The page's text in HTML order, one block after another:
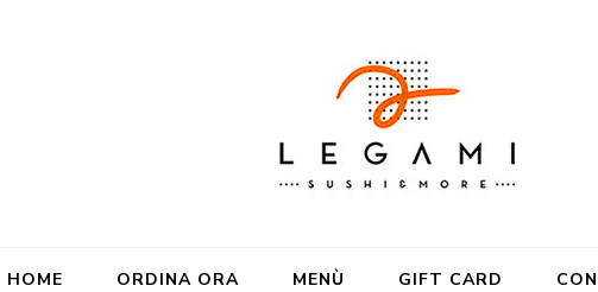
HOME ORDINA ORA MENÙ GIFT CARD